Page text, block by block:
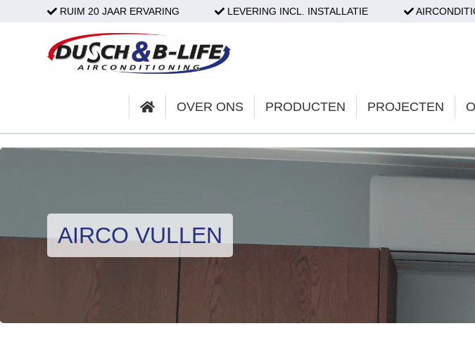
ZAKELIJK
SERVICE & ONDERHOUD
CONTACT
RUIM 20 JAAR ERVARING LEVERING INCL. INSTALLATIE
OVER ONS PRODUCTEN PROJECTEN
AIRCO VULLEN